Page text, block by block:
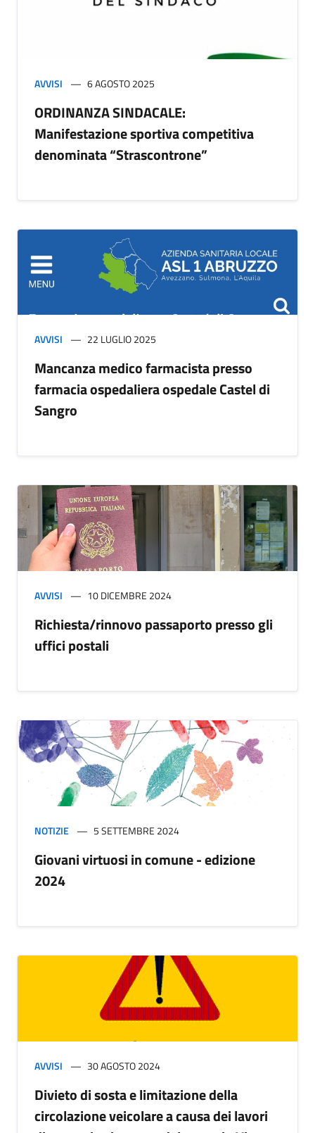
AVVISI 6 AGOSTO 2025
ORDINANZA SINDACALE:
Manifestazione sportiva competitiva
denominata “Strascontrone”
AVVISI 22 LUGLIO 2025
Mancanza medico farmacista presso
farmacia ospedaliera ospedale Castel di
Sangro
AVVISI 10 DICEMBRE 2024
Richiesta/rinnovo passaporto presso gli
uffici postali
NOTIZIE 5 SETTEMBRE 2024
Giovani virtuosi in comune - edizione
2024
AVVISI 30 AGOSTO 2024
Divieto di sosta e limitazione della
circolazione veicolare a causa dei lavori